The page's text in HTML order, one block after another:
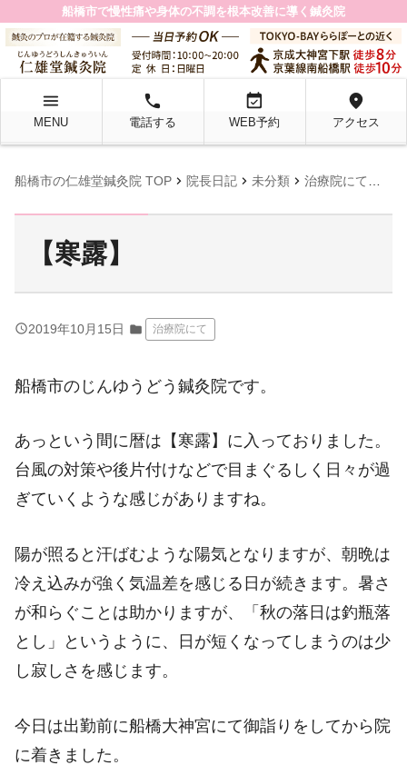
船橋市で慢性痛や身体の不調を根本改善に導く鍼灸院
menu
MENU
local_phone
電話する
event_available
WEB予約
location_on
アクセス
船橋市の仁雄堂鍼灸院 TOP chevron_right 院長日記 chevron_right 未分類 chevron_right 治療院にて
【寒露】
query_builder2019年10月15日 folder 治療院にて
船橋市のじんゆうどう鍼灸院です。
あっという間に暦は【寒露】に入っておりました。
台風の対策や後片付けなどで目まぐるしく日々が過
ぎていくような感じがありますね。
陽が照ると汗ばむような陽気となりますが、朝晩は
冷え込みが強く気温差を感じる日が続きます。暑さ
が和らぐことは助かりますが、「秋の落日は釣瓶落
とし」というように、日が短くなってしまうのは少
し寂しさを感じます。
今日は出勤前に船橋大神宮にて御詣りをしてから院
に着きました。